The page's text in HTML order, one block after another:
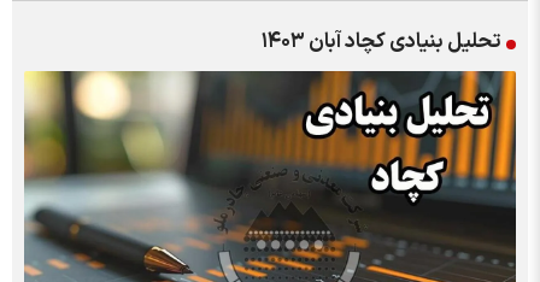
تحلیل بنیادی کچاد آبان ۱۴۰۳